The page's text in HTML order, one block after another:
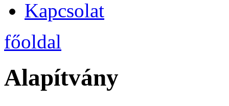
Kapcsolat
főoldal
Alapítvány